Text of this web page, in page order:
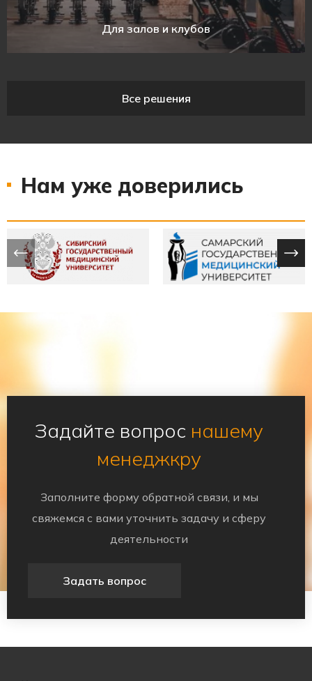
Для залов и клубов
Все решения
Нам уже доверились
Задайте вопрос нашему
менеджкру
Заполните форму обратной связи, и мы
свяжемся с вами уточнить задачу и сферу
деятельности
Задать вопрос